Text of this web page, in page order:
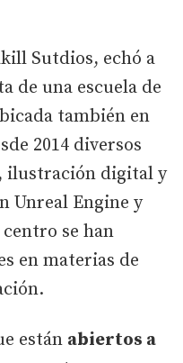
Sutdios, echó a
de una escuela de
también en
2014 diversos
ilustración digital y
Unreal Engine y
se han
en materias de
están abiertos a